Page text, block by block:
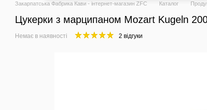
Закарпатська Фабрика Кави - інтернет-магазин ZFC Каталог
Цукерки з марципаном Mozart Kugeln
Немає в наявності 2 відгуки